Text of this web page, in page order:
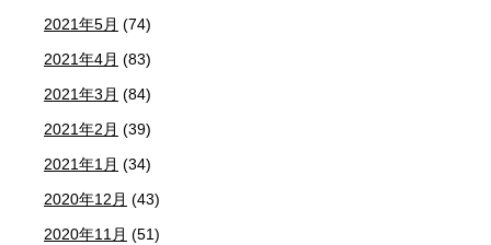
2021年5月 (74)
2021年4月 (83)
2021年3月 (84)
2021年2月 (39)
2021年1月 (34)
2020年12月 (43)
2020年11月 (51)